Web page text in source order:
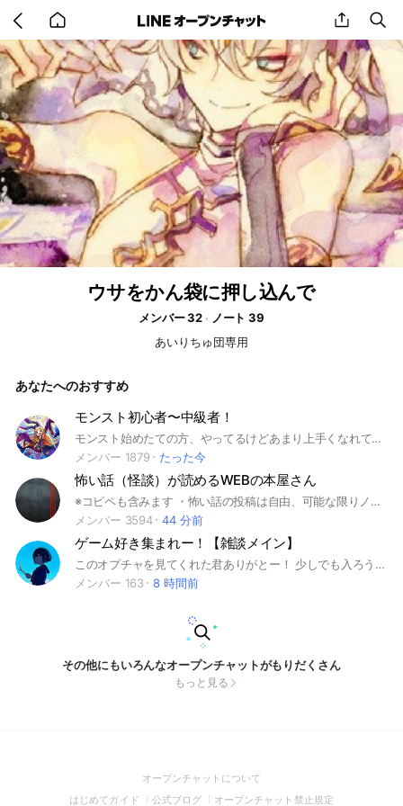
back
to
home
share
ウサをかん袋に押し込んで
メンバー 32
ノート 39
あいりちゅ団専用
あなたへのおすすめ
モンスト初心者〜中級者！
モンスト始めたての方、やってるけどあまり上手くなれてない方、最近やってなかったけど復帰した方など、（主に）モンスト初心者の方向けのオープンチャットとなっております。皆様のご参加お待ちしております! （もちろん上級者の方も入って差し支えありません。） 年齢性別は一切問いません！ 雑談、交流、ガチャの内容自慢、見る専、マルチの部屋張り、絆貯め、コラボクエストなど、何をしてもOKです。 ※初心者向けのクエストが多いことはご理解ください。(高難度クエストを貼ることも、差し支えありません。詳しくはノートをご覧ください。） ※荒らし、暴言などで他の方に迷惑を掛ける行為は絶対にしないでください。 宣伝目的の入室もご遠慮ください。 絆専用サブトークルーム、雑談専用のサブトークルームなどもあります。 ライブトークは行っておりません。 誰でも気軽に話せる場所になるよう努力していきますので、是非是非参加していただけると嬉しいです(*^^*) それでは良きモンストライフを！ #モンスト #モンスト初心者 #モンスト雑談 #モンスト交流 #モンスト復帰 #モンストマルチ #モンスターストライク
メンバー 1879
たった今
怖い話（怪談）が読めるWEBの本屋さん
※コピペも含みます ・怖い話の投稿は自由、可能な限りノートにも貼ってください ・感想や質問はノートのコメント欄にお願いします ・雑談はNG これは！というネタがあれば、みなさんの体験談、コピペなんでもどうぞ。
メンバー 3594
44 分前
ゲーム好き集まれー！【雑談メイン】
このオプチャを見てくれた君ありがとー！ 少しでも入ろうと思ってくれた人は 下の説明を読んでねー𓂃 𓈒𓏸 ✄------------------------------✄ 改めまして管理人のしずくです！ ここのオプは ゲームが好き！ みんなと一緒に雑談したい！ と思っている人達が集まったグループです！ 老若男女問わず大歓迎です！ ギフト付き大会企画もたまにやってます𖤐 ̖́- 必須！ ⿻大事なノートの確認をしましょう⿻ ↬暴言× 下ネタ× ギフト△ 宣伝〇↫ #男子 #女子 #初心者 #上級者 #ゲーム #FPS #雑談
メンバー 163
8 時間前
その他にもいろんなオープンチャットがもりだくさん
もっと見る
オープンチャットについて
in
はじめてガイド (Open
公式ブログ (Open
オープンチャット禁止規定(Open